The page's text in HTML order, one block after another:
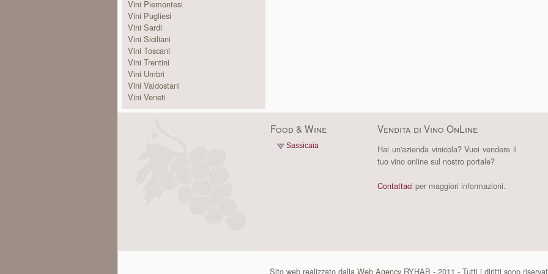
Vini Piemontesi
Vini Pugliesi
Vini Sardi
Vini Siciliani
Vini Toscani
Vini Trentini
Vini Umbri
Vini Valdostani
Vini Veneti
Food & Wine
Sassicaia
Vendita di Vino OnLine
Hai un'azienda vinicola? Vuoi vendere il
tuo vino online sul nostro portale?
Contattaci per maggiori informazioni.
Sito web realizzato dalla Web Agency RYHAB - 2011 - Tutti i diritti sono